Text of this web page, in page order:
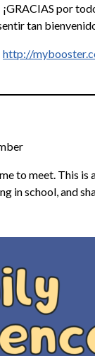
por
tan
http://
to meet. This
in school, and